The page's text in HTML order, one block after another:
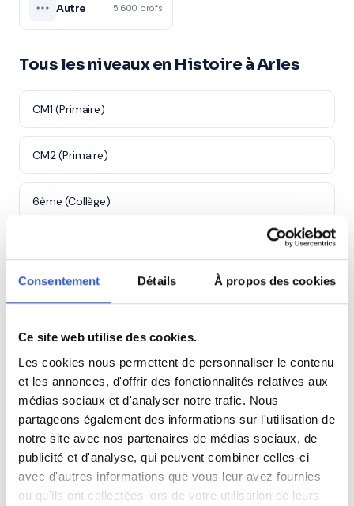
Consentement Détails À propos des cookies
Ce site web utilise des cookies.
Les cookies nous permettent de personnaliser le contenu
et les annonces, d'offrir des fonctionnalités relatives aux
médias sociaux et d'analyser notre trafic. Nous
partageons également des informations sur l'utilisation de
notre site avec nos partenaires de médias sociaux, de
publicité et d'analyse, qui peuvent combiner celles-ci
avec d'autres informations que vous leur avez fournies
ou qu'ils ont collectées lors de votre utilisation de leurs
Autre 5 600 profs
Tous les niveaux en Histoire à Arles
CM1 (Primaire)
CM2 (Primaire)
6ème (Collège)
3ème (Collège)
Seconde (Lycée)
Première (Lycée)
Terminale (Lycée)